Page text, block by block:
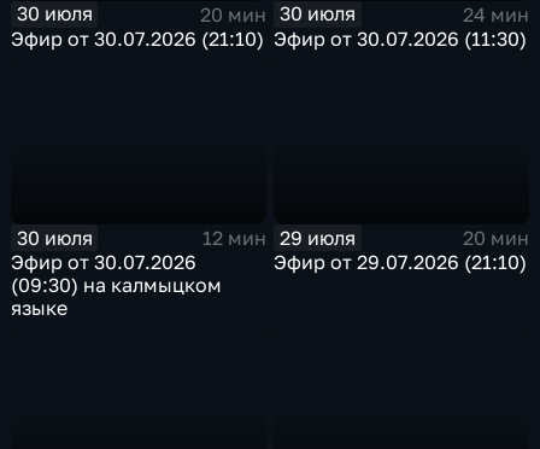
30 июля
20 мин
Эфир от 30.07.2026 (21:10)
30 июля
24 мин
Эфир от 30.07.2026 (11:30)
30 июля
12 мин
Эфир от 30.07.2026
(09:30) на калмыцком
языке
29 июля
20 мин
Эфир от 29.07.2026 (21:10)